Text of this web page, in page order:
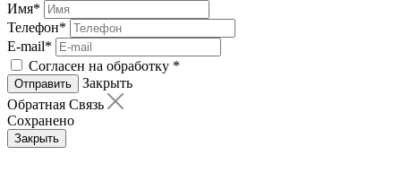
Имя*
Телефон*
E-mail*
Согласен на обработку *
Отправить
Закрыть
Обратная Связь
Сохранено
Закрыть